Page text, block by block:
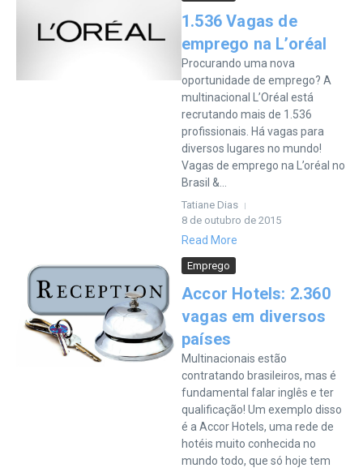
1.536 Vagas de
emprego na L’oréal
Procurando uma nova
oportunidade de emprego? A
multinacional L’Oréal está
recrutando mais de 1.536
profissionais. Há vagas para
diversos lugares no mundo!
Vagas de emprego na L’oréal no
Brasil &...
Tatiane Dias
8 de outubro de 2015
Read More
Emprego
Accor Hotels: 2.360
vagas em diversos
países
Multinacionais estão
contratando brasileiros, mas é
fundamental falar inglês e ter
qualificação! Um exemplo disso
é a Accor Hotels, uma rede de
hotéis muito conhecida no
mundo todo, que só hoje tem